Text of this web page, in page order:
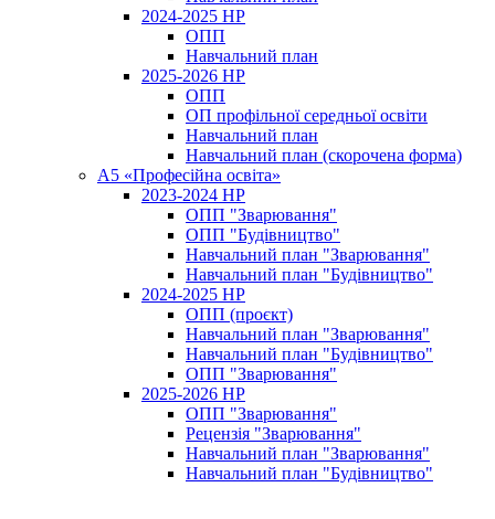
2024-2025 НР
ОПП
Навчальний план
2025-2026 НР
ОПП
ОП профільної середньої освіти
Навчальний план
Навчальний план (скорочена форма)
A5 «Професійна освіта»
2023-2024 НР
ОПП "Зварювання"
ОПП "Будівництво"
Навчальний план "Зварювання"
Навчальний план "Будівництво"
2024-2025 НР
ОПП (проєкт)
Навчальний план "Зварювання"
Навчальний план "Будівництво"
ОПП "Зварювання"
2025-2026 НР
ОПП "Зварювання"
Рецензія "Зварювання"
Навчальний план "Зварювання"
Навчальний план "Будівництво"